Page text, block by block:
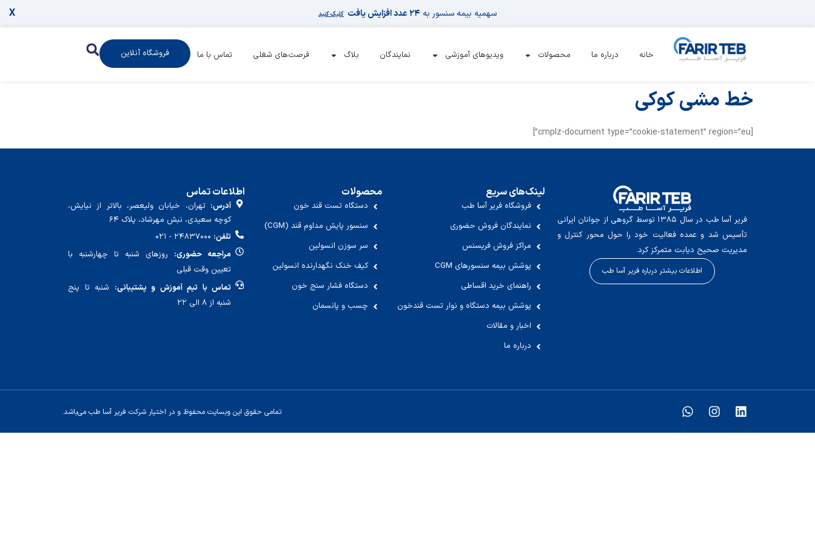
سهمیه بیمه سنسور به ۲۴ عدد افزایش یافت کلیک کنید X
خانه درباره ما محصولات ویدیوهای آموزشی نمایندگان بلاگ فرصت‌های شغلی تماس با ما فروشگاه آنلاین
خط مشی کوکی
[cmplz-document type=”cookie-statement” region=”eu”]
فریر آسا طب در سال ۱۳۸۵ توسط گروهی از جوانان ایرانی
تأسیس شد و عمده فعالیت خود را حول محور کنترل و
مدیریت صحیح دیابت متمرکز کرد.
اطلاعات بیشتر درباره فریر آسا طب
لینک‌های سریع
فروشگاه فریر آسا طب
نمایندگان فروش حضوری
مراکز فروش فریسنس
پوشش بیمه سنسورهای CGM
راهنمای خرید اقساطی
پوشش بیمه دستگاه و نوار تست قندخون
اخبار و مقالات
درباره ما
محصولات
دستگاه تست قند خون
سنسور پایش مداوم قند (CGM)
سر سوزن انسولین
کیف خنک نگهدارنده انسولین
دستگاه فشار سنج خون
چسب و پانسمان
اطلاعات تماس
آدرس: تهران، خیابان ولیعصر، بالاتر از نیایش،
کوچه سعیدی، نبش مهرشاد، پلاک ۶۴
تلفن:
مراجعه حضوری: روزهای شنبه تا چهارشنبه با
تعیین وقت قبلی
تماس با تیم آموزش و پشتیبانی: شنبه تا پنج
شنبه از ۸ الی ۲۲
تمامی حقوق این وبسایت محفوظ و در اختیار شرکت فریر آسا طب می‌باشد.